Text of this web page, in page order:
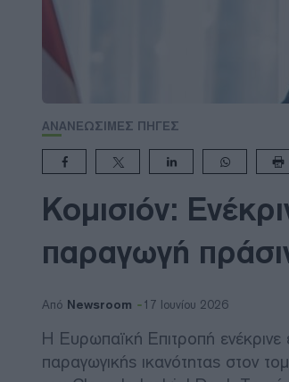
ΑΝΑΝΕΩΣΙΜΕΣ ΠΗΓΕΣ
Κομισιόν:
παραγωγή
Από Newsroom 17 Ιουνίου 2026
Η Ευρωπαϊκή Επιτροπή
παραγωγικής ικανότητας στον